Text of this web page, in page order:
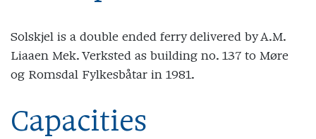
Solskjel is a double ended ferry delivered by A.M.
Liaaen Mek. Verksted as building no. 137 to Møre
og Romsdal Fylkesbåtar in 1981.
Capacities